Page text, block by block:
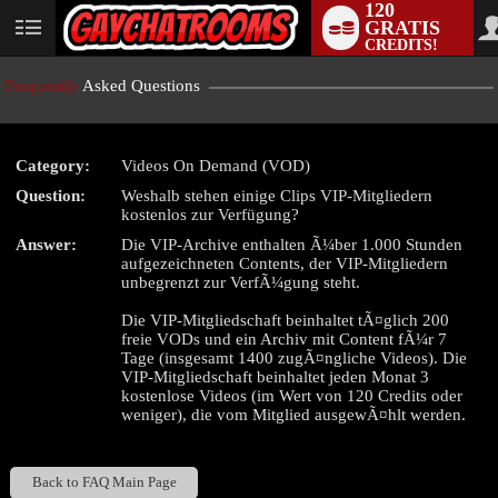
User
status
120
GRATIS
CREDITS!
Frequently Asked Questions
Category:
Videos On Demand (VOD)
Question:
Weshalb stehen einige Clips VIP-Mitgliedern
kostenlos zur Verfügung?
Answer:
Die VIP-Archive enthalten Ã¼ber 1.000 Stunden
aufgezeichneten Contents, der VIP-Mitgliedern
unbegrenzt zur VerfÃ¼gung steht.
Die VIP-Mitgliedschaft beinhaltet tÃ¤glich 200
freie VODs und ein Archiv mit Content fÃ¼r 7
Tage (insgesamt 1400 zugÃ¤ngliche Videos). Die
VIP-Mitgliedschaft beinhaltet jeden Monat 3
kostenlose Videos (im Wert von 120 Credits oder
weniger), die vom Mitglied ausgewÃ¤hlt werden.
Back to FAQ Main Page
LIMITED TIME OFFER!